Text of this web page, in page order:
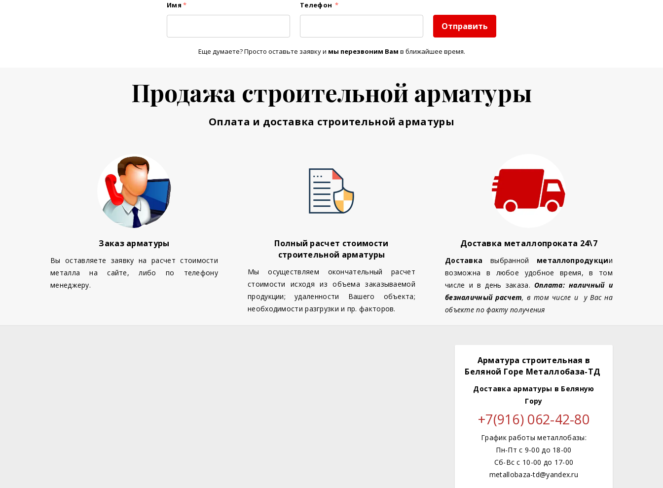
Имя * Телефон *
Отправить
Еще думаете? Просто оставьте заявку и мы перезвоним Вам в ближайшее время.
Продажа строительной арматуры
Оплата и доставка строительной арматуры
Заказ арматуры
Вы оставляете заявку на расчет стоимости
металла на сайте, либо по телефону
менеджеру.
Полный расчет стоимости
строительной арматуры
Мы осуществляем окончательный расчет
стоимости исходя из объема заказываемой
продукции; удаленности Вашего объекта;
необходимости разгрузки и пр. факторов.
Доставка металлопроката 24\7
Доставка выбранной металлопродукции
возможна в любое удобное время, в том
числе и в день заказа. Оплата: наличный и
безналичный расчет, в том числе и у Вас на
объекте по факту получения
Арматура строительная в
Беляной Горе Металлобаза-ТД
Доставка арматуры в Беляную
Гору
+7(916) 062-42-80
График работы металлобазы:
Пн-Пт с 9-00 до 18-00
Сб-Вс с 10-00 до 17-00
metallobaza-td@yandex.ru